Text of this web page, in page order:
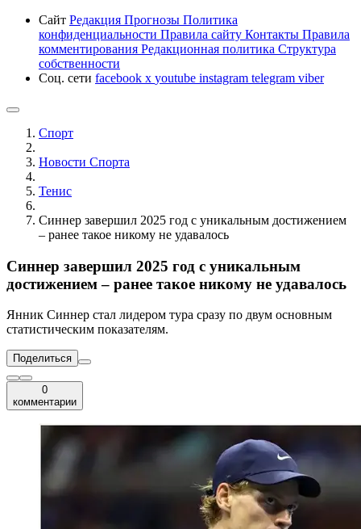
Сайт Редакция Прогнозы Политика
конфиденциальности Правила сайту Контакты Правила
комментирования Редакционная политика Структура
собственности
Соц. сети facebook x youtube instagram telegram viber
Спорт
Новости Cпорта
Тенис
Синнер завершил 2025 год с уникальным достижением
– ранее такое никому не удавалось
Синнер завершил 2025 год с уникальным
достижением – ранее такое никому не удавалось
Янник Синнер стал лидером тура сразу по двум основным
статистическим показателям.
Поделиться
0
комментарии